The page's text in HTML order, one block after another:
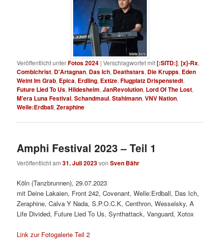
Veröffentlicht unterFotos 2024 |Verschlagwortet mit[:SITD:],[x]-Rx,
Combichrist, D'Artagnan, Das Ich, Deathstars, Die Krupps, Eden
Weint Im Grab, Epica, Erdling, Extize,Flugplatz Drispenstedt,
Future Lied To Us,Hildesheim,JanRevolution, Lord Of The Lost,
M'era Luna Festival,Schandmaul,Stahlmann,VNV Nation,
Welle:Erdball,Zeraphine
Amphi Festival 2023 – Teil 1
Veröffentlicht am31. Juli 2023vonSven Bähr
Köln (Tanzbrunnen), 29.07.2023
mit Deine Lakaien, Front 242, Covenant, Welle:Erdball, Das Ich,
Zeraphine, Calva Y Nada, S.P.O.C.K, Centhron, Wesselsky, A
Life Divided, Future Lied To Us, Synthattack, Vanguard, Xotox
Link zur Fotogalerie Teil 2